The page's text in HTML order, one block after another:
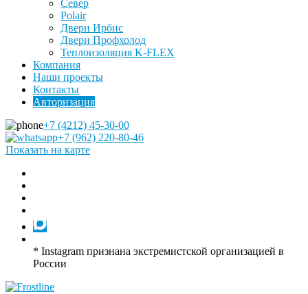
Север
Polair
Двери Ирбис
Двери Профхолод
Теплоизоляция K-FLEX
Компания
Наши проекты
Контакты
Авторизация
+7 (4212) 45-30-00
+7 (962) 220-80-46
Показать на карте
* Instagram признана экстремистской организацией в
России